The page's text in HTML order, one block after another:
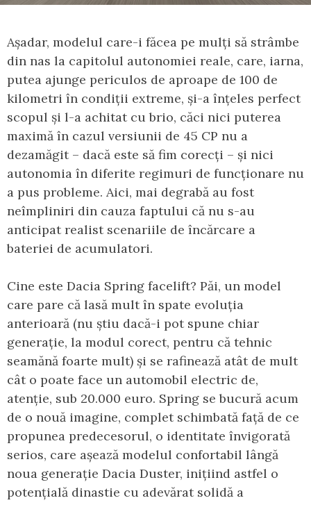
Așadar, modelul care-i făcea pe mulți să strâmbe
din nas la capitolul autonomiei reale, care, iarna,
putea ajunge periculos de aproape de 100 de
kilometri în condiții extreme, și-a înțeles perfect
scopul și l-a achitat cu brio, căci nici puterea
maximă în cazul versiunii de 45 CP nu a
dezamăgit – dacă este să fim corecți – și nici
autonomia în diferite regimuri de funcționare nu
a pus probleme. Aici, mai degrabă au fost
neîmpliniri din cauza faptului că nu s-au
anticipat realist scenariile de încărcare a
bateriei de acumulatori.
Cine este Dacia Spring facelift? Păi, un model
care pare că lasă mult în spate evoluția
anterioară (nu știu dacă-i pot spune chiar
generație, la modul corect, pentru că tehnic
seamănă foarte mult) și se rafinează atât de mult
cât o poate face un automobil electric de,
atenție, sub 20.000 euro. Spring se bucură acum
de o nouă imagine, complet schimbată față de ce
propunea predecesorul, o identitate învigorată
serios, care așează modelul confortabil lângă
noua generație Dacia Duster, inițiind astfel o
potențială dinastie cu adevărat solidă a